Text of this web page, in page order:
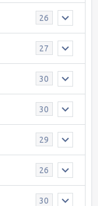
26
27
30
30
29
26
30